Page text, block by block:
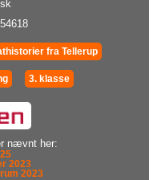
fra Tellerup
3. klasse
nævnt her:
2023
2023